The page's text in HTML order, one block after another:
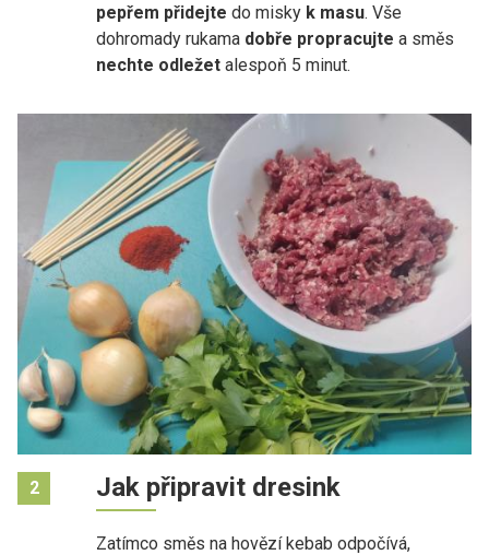
pepřem přidejte do misky k masu. Vše
dohromady rukama dobře propracujte a směs
nechte odležet alespoň 5 minut.
2 Jak připravit dresink
Zatímco směs na hovězí kebab odpočívá,